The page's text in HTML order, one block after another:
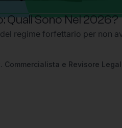
Sono Nel 2026?
regime forfettario per non
Commercialista e Revisore